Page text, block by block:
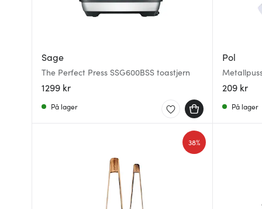
Sage
The Perfect Press SSG600BSS toastjern
1299 kr
På lager
Pol
209 kr
På lager
38%